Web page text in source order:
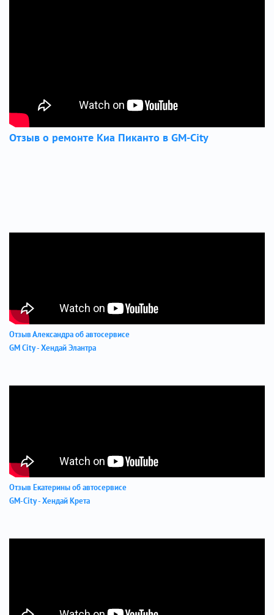
Отзыв о ремонте Киа Пиканто в GM-City
Отзыв Александра об автосервисе
GM City - Хендай Элантра
Отзыв Екатерины об автосервисе
GM-City - Хендай Крета